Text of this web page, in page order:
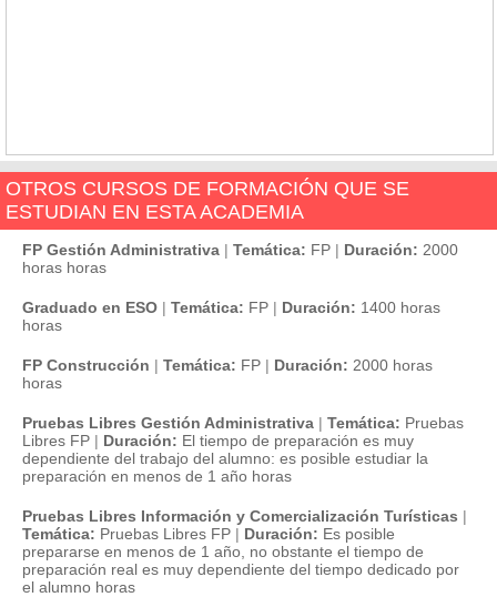
OTROS CURSOS DE FORMACIÓN QUE SE
ESTUDIAN EN ESTA ACADEMIA
FP Gestión Administrativa | Temática: FP | Duración: 2000
horas horas
Graduado en ESO | Temática: FP | Duración: 1400 horas
horas
FP Construcción | Temática: FP | Duración: 2000 horas
horas
Pruebas Libres Gestión Administrativa | Temática: Pruebas
Libres FP | Duración: El tiempo de preparación es muy
dependiente del trabajo del alumno: es posible estudiar la
preparación en menos de 1 año horas
Pruebas Libres Información y Comercialización Turísticas |
Temática: Pruebas Libres FP | Duración: Es posible
prepararse en menos de 1 año, no obstante el tiempo de
preparación real es muy dependiente del tiempo dedicado por
el alumno horas